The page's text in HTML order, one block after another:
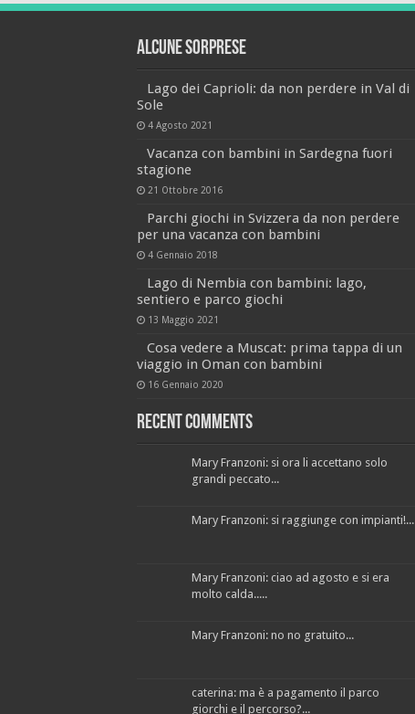
Alcune sorprese
Lago dei Caprioli: da non perdere in Val di
Sole
4 Agosto 2021
Vacanza con bambini in Sardegna fuori
stagione
21 Ottobre 2016
Parchi giochi in Svizzera da non perdere
per una vacanza con bambini
4 Gennaio 2018
Lago di Nembia con bambini: lago,
sentiero e parco giochi
13 Maggio 2021
Cosa vedere a Muscat: prima tappa di un
viaggio in Oman con bambini
16 Gennaio 2020
Recent Comments
Mary Franzoni: si ora li accettano solo
grandi peccato...
Mary Franzoni: si raggiunge con impianti!...
Mary Franzoni: ciao ad agosto e si era
molto calda.....
Mary Franzoni: no no gratuito...
caterina: ma è a pagamento il parco
giorchi e il percorso?...